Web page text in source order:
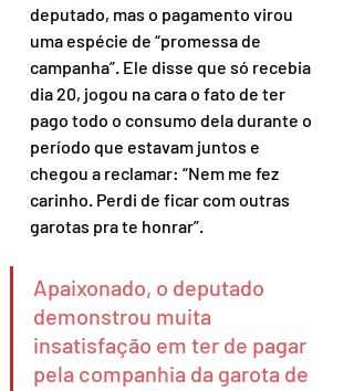
deputado, mas o pagamento virou
uma espécie de “promessa de
campanha”. Ele disse que só recebia
dia 20, jogou na cara o fato de ter
pago todo o consumo dela durante o
período que estavam juntos e
chegou a reclamar: “Nem me fez
carinho. Perdi de ficar com outras
garotas pra te honrar”.
Apaixonado, o deputado
demonstrou muita
insatisfação em ter de pagar
pela companhia da garota de